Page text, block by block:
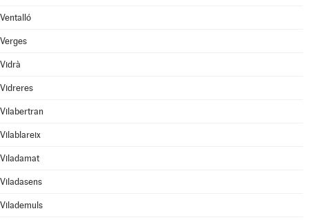
Ventalló
Verges
Vidrà
Vidreres
Vilabertran
Vilablareix
Viladamat
Viladasens
Vilademuls